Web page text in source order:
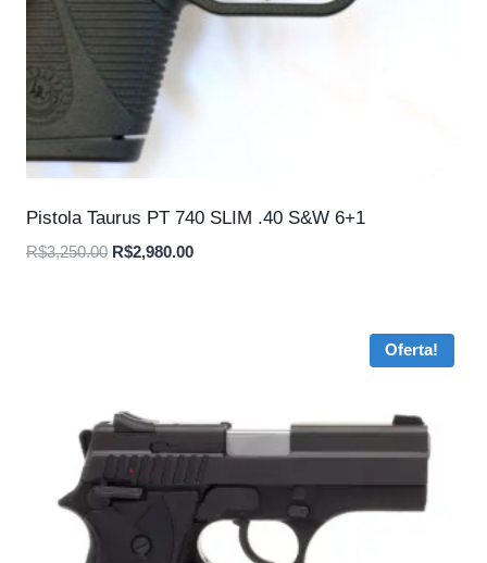
Pistola Taurus PT 740 SLIM .40 S&W 6+1
R$3,250.00 O
R$2,980.00O
Oferta!